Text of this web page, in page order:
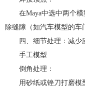
在Maya中选中两个模
除缝隙（如汽车模型的车
四、细节处理：减少
手工模型
倒角处理：
用砂纸或锉刀打磨模